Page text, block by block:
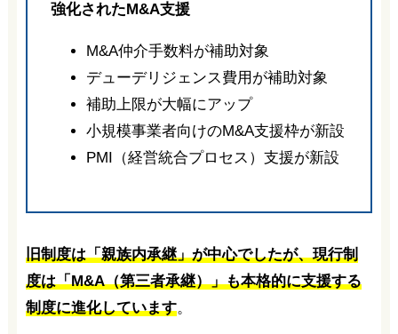
強化されたM&A支援
M&A仲介手数料が補助対象
デューデリジェンス費用が補助対象
補助上限が大幅にアップ
小規模事業者向けのM&A支援枠が新設
PMI（経営統合プロセス）支援が新設
旧制度は「親族内承継」が中心でしたが、現行制
度は「M&A（第三者承継）」も本格的に支援する
制度に進化しています。